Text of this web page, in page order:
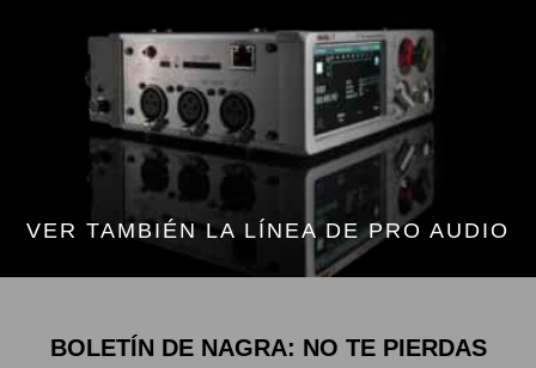
VER TAMBIÉN LA LÍNEA DE PRO AUDIO
BOLETÍN DE NAGRA: NO TE PIERDAS